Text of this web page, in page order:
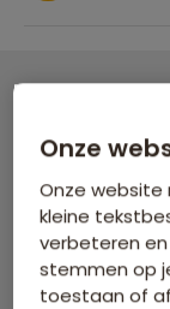
8 dagen vanaf
Bijkomende kosten
Onze
Onze website
kleine
verbeteren
stemmen op
toestaan of